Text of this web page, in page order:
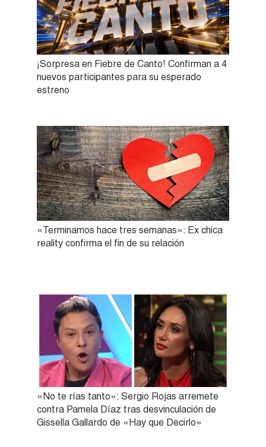
¡Sorpresa en Fiebre de Canto! Confirman a 4
nuevos participantes para su esperado
estreno
«Terminamos hace tres semanas»: Ex chica
reality confirma el fin de su relación
«No te rías tanto»: Sergio Rojas arremete
contra Pamela Díaz tras desvinculación de
Gissella Gallardo de «Hay que Decirlo»